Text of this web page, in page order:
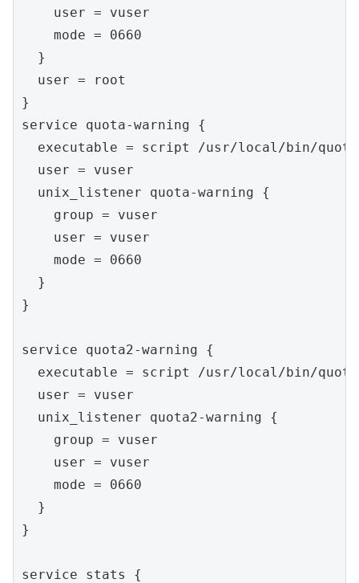
    user = vuser
    mode = 0660
  }
  user = root
}
service quota-warning {
executable = script /usr/local/bin/
  user = vuser
  unix_listener quota-warning {
    group = vuser
    user = vuser
    mode = 0660
  }
}
service quota2-warning {
executable = script /usr/local/bin/
  user = vuser
  unix_listener quota2-warning {
    group = vuser
    user = vuser
    mode = 0660
  }
}
service stats {